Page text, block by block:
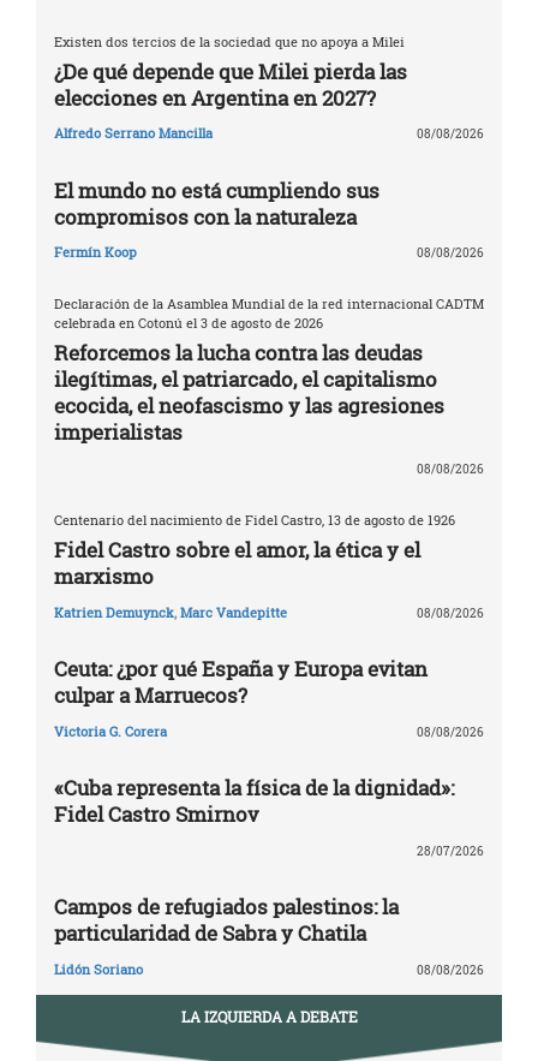
Existen dos tercios de la sociedad que no apoya a Milei
¿De qué depende que Milei pierda las
elecciones en Argentina en 2027?
Alfredo Serrano Mancilla 08/08/2026
El mundo no está cumpliendo sus
compromisos con la naturaleza
Fermín Koop 08/08/2026
Declaración de la Asamblea Mundial de la red internacional CADTM
celebrada en Cotonú el 3 de agosto de 2026
Reforcemos la lucha contra las deudas
ilegítimas, el patriarcado, el capitalismo
ecocida, el neofascismo y las agresiones
imperialistas
08/08/2026
Centenario del nacimiento de Fidel Castro, 13 de agosto de 1926
Fidel Castro sobre el amor, la ética y el
marxismo
Katrien Demuynck, Marc Vandepitte 08/08/2026
Ceuta: ¿por qué España y Europa evitan
culpar a Marruecos?
Victoria G. Corera 08/08/2026
«Cuba representa la física de la dignidad»:
Fidel Castro Smirnov
28/07/2026
Campos de refugiados palestinos: la
particularidad de Sabra y Chatila
Lidón Soriano 08/08/2026
LA IZQUIERDA A DEBATE